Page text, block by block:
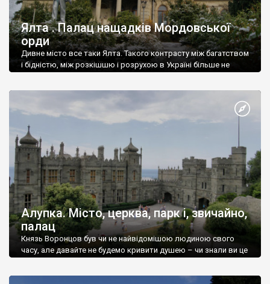
Ялта . Палац нащадків Мордовської
орди
Дивне місто все таки Ялта. Такого контрасту між багатством
і бідністю, між розкішшю і розрухою в Україні більше не
Алупка. Місто, церква, парк і, звичайно,
палац
Князь Воронцов був чи не найвідомішою людиною свого
часу, але давайте не будемо кривити душею – чи знали ви це